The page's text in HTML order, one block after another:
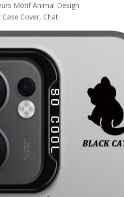
Motif Animal Design
Cover, Chat